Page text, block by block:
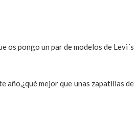
os pongo un par de modelos de Levi´s
año,¿qué mejor que unas zapatillas de